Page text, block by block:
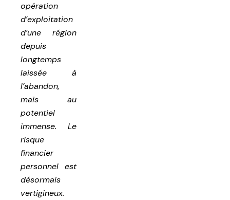
opération
d’exploitation
d’une région
depuis
longtemps
laissée à
l’abandon,
mais au
potentiel
immense. Le
risque
financier
personnel est
désormais
vertigineux.